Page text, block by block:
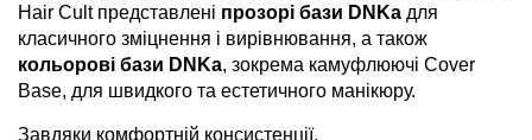
Hair Cult представлені прозорі бази DNKa для
класичного зміцнення і вирівнювання, а також
кольорові бази DNKa, зокрема камуфлюючі Cover
Base, для швидкого та естетичного манікюру.
Завдяки комфортній консистенції,